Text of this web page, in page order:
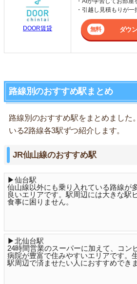
DOOR賃貸
・引越し見積もりが一
ダウ
路線別のおすすめ駅まとめ
路線別のおすすめ駅をまとめました
いる2路線各3駅ずつ紹介します。
JR仙山線のおすすめ駅
▶仙台駅
仙山線以外にも乗り入れている路線が
良いエリアです。駅周辺には大きな駅
食事に困りません。
▶北仙台駅
24時間営業のスーパーに加えて、コン
病院が豊富で住みやすいエリアです。
駅周辺で済ませたい人におすすめできま